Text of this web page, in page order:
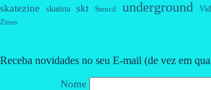
skatezine skatista skt Stencil underground
Zines
Receba novidades no seu E-mail (de vez em
Nome